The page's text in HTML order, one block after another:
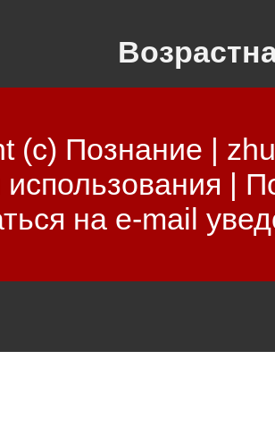
(c) Познание |
|
на e-mail